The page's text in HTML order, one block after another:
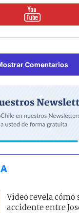
Comentarios
Video revela cómo
accidente entre